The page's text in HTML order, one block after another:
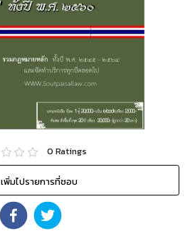
0 Ratings
เพิ่มไปรายการที่ชอบ